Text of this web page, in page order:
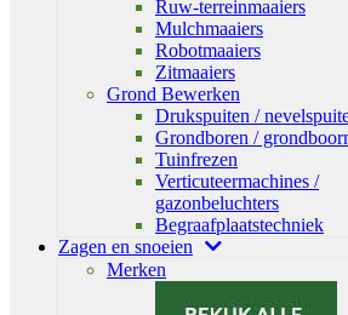
Ruw-terreinmaaiers
Mulchmaaiers
Robotmaaiers
Zitmaaiers
Grond Bewerken
Drukspuiten /
Grondboren /
Tuinfrezen
Verticuteermachines /
gazonbeluchters
Begraafplaatstechniek
Zagen en snoeien
Merken